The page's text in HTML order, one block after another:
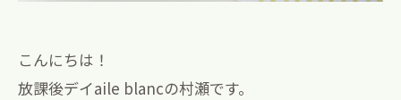
こんにちは！
放課後デイaile blancの村瀬です。